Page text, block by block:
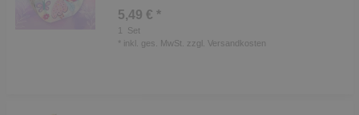
5,49 € *
Set
* inkl. ges. MwSt. zzgl. Versandkosten